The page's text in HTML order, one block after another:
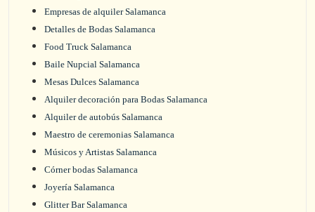
Empresas de alquiler Salamanca
Detalles de Bodas Salamanca
Food Truck Salamanca
Baile Nupcial Salamanca
Mesas Dulces Salamanca
Alquiler decoración para Bodas Salamanca
Alquiler de autobús Salamanca
Maestro de ceremonias Salamanca
Músicos y Artistas Salamanca
Córner bodas Salamanca
Joyería Salamanca
Glitter Bar Salamanca